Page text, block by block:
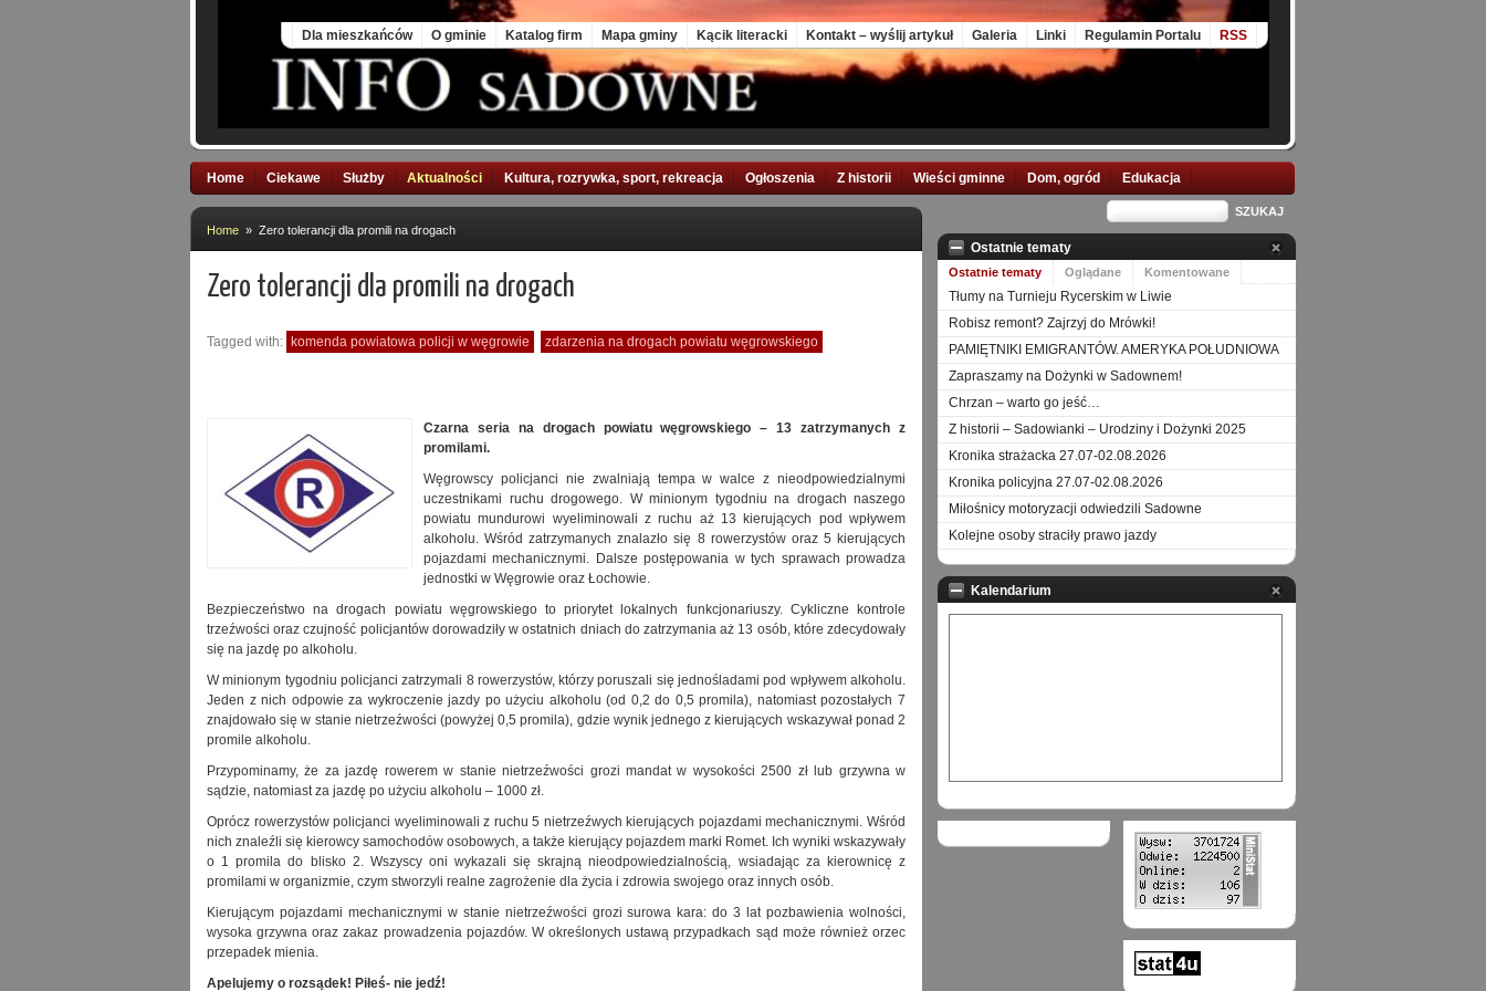
Dla mieszkańców O gminie Katalog firm Mapa gminy Kącik literacki Kontakt – wyślij artykuł Galeria Linki Regulamin Portalu RSS
Home Ciekawe Służby Aktualności Kultura, rozrywka, sport, rekreacja Ogłoszenia Z historii Wieści gminne Dom, ogród Edukacja
Home » Zero tolerancji dla promili na drogach
Zero tolerancji dla promili na drogach
Tagged with: komenda powiatowa policji w węgrowie zdarzenia na drogach powiatu węgrowskiego
Czarna seria na drogach powiatu węgrowskiego – 13 zatrzymanych z
promilami.
Węgrowscy policjanci nie zwalniają tempa w walce z nieodpowiedzialnymi
uczestnikami ruchu drogowego. W minionym tygodniu na drogach naszego
powiatu mundurowi wyeliminowali z ruchu aż 13 kierujących pod wpływem
alkoholu. Wśród zatrzymanych znalazło się 8 rowerzystów oraz 5 kierujących
pojazdami mechanicznymi. Dalsze postępowania w tych sprawach prowadza
jednostki w Węgrowie oraz Łochowie.
Bezpieczeństwo na drogach powiatu węgrowskiego to priorytet lokalnych funkcjonariuszy. Cykliczne kontrole
trzeźwości oraz czujność policjantów dorowadziły w ostatnich dniach do zatrzymania aż 13 osób, które zdecydowały
się na jazdę po alkoholu.
W minionym tygodniu policjanci zatrzymali 8 rowerzystów, którzy poruszali się jednośladami pod wpływem alkoholu.
Jeden z nich odpowie za wykroczenie jazdy po użyciu alkoholu (od 0,2 do 0,5 promila), natomiast pozostałych 7
znajdowało się w stanie nietrzeźwości (powyżej 0,5 promila), gdzie wynik jednego z kierujących wskazywał ponad 2
promile alkoholu.
Przypominamy, że za jazdę rowerem w stanie nietrzeźwości grozi mandat w wysokości 2500 zł lub grzywna w
sądzie, natomiast za jazdę po użyciu alkoholu – 1000 zł.
Oprócz rowerzystów policjanci wyeliminowali z ruchu 5 nietrzeźwych kierujących pojazdami mechanicznymi. Wśród
nich znaleźli się kierowcy samochodów osobowych, a także kierujący pojazdem marki Romet. Ich wyniki wskazywały
o 1 promila do blisko 2. Wszyscy oni wykazali się skrajną nieodpowiedzialnością, wsiadając za kierownicę z
promilami w organizmie, czym stworzyli realne zagrożenie dla życia i zdrowia swojego oraz innych osób.
Kierującym pojazdami mechanicznymi w stanie nietrzeźwości grozi surowa kara: do 3 lat pozbawienia wolności,
wysoka grzywna oraz zakaz prowadzenia pojazdów. W określonych ustawą przypadkach sąd może również orzec
przepadek mienia.
Apelujemy o rozsądek! Piłeś- nie jedź!
Ostatnie tematy
Ostatnie tematy Oglądane Komentowane
Tłumy na Turnieju Rycerskim w Liwie
Robisz remont? Zajrzyj do Mrówki!
PAMIĘTNIKI EMIGRANTÓW. AMERYKA POŁUDNIOWA
Zapraszamy na Dożynki w Sadownem!
Chrzan – warto go jeść…
Z historii – Sadowianki – Urodziny i Dożynki 2025
Kronika strażacka 27.07-02.08.2026
Kronika policyjna 27.07-02.08.2026
Miłośnicy motoryzacji odwiedzili Sadowne
Kolejne osoby straciły prawo jazdy
Kalendarium